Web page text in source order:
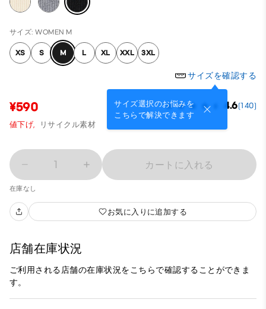
サイズ: WOMEN M
XS S M L XL XXL 3XL
サイズを確認する
サイズ選択のお悩みを
こちらで解決できます
¥590 4.6(140)
値下げ, リサイクル素材
1 カートに入れる
在庫なし
お気に入りに追加する
店舗在庫状況
ご利用される店舗の在庫状況をこちらで確認することができま
す。